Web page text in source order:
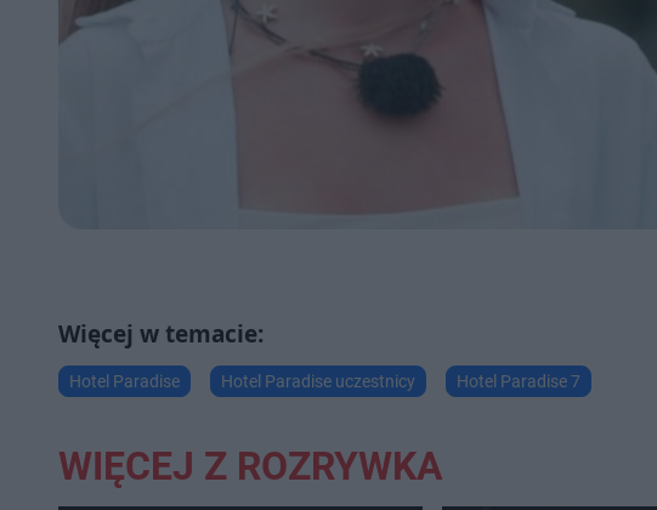
Hotel Paradise Hotel Paradise uczestnicy Hotel Paradise 7
WIĘCEJ Z ROZRYWKA